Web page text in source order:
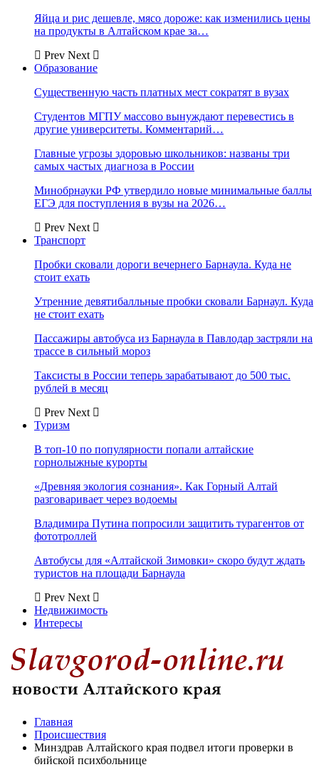
Яйца и рис дешевле, мясо дороже: как изменились цены
на продукты в Алтайском крае за…
Prev Next
Образование
Существенную часть платных мест сократят в вузах
Студентов МГПУ массово вынуждают перевестись в
другие университеты. Комментарий…
Главные угрозы здоровью школьников: названы три
самых частых диагноза в России
Минобрнауки РФ утвердило новые минимальные баллы
ЕГЭ для поступления в вузы на 2026…
Prev Next
Транспорт
Пробки сковали дороги вечернего Барнаула. Куда не
стоит ехать
Утренние девятибалльные пробки сковали Барнаул. Куда
не стоит ехать
Пассажиры автобуса из Барнаула в Павлодар застряли на
трассе в сильный мороз
Таксисты в России теперь зарабатывают до 500 тыс.
рублей в месяц
Prev Next
Туризм
В топ-10 по популярности попали алтайские
горнолыжные курорты
«Древняя экология сознания». Как Горный Алтай
разговаривает через водоемы
Владимира Путина попросили защитить турагентов от
фототроллей
Автобусы для «Алтайской Зимовки» скоро будут ждать
туристов на площади Барнаула
Prev Next
Недвижимость
Интересы
Главная
Происшествия
Минздрав Алтайского края подвел итоги проверки в
бийской психбольнице